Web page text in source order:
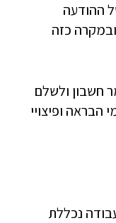
ההודעה
כזה
חשבון ולשלם
הבראה ופיצויי
בשנת עבודה נכללת